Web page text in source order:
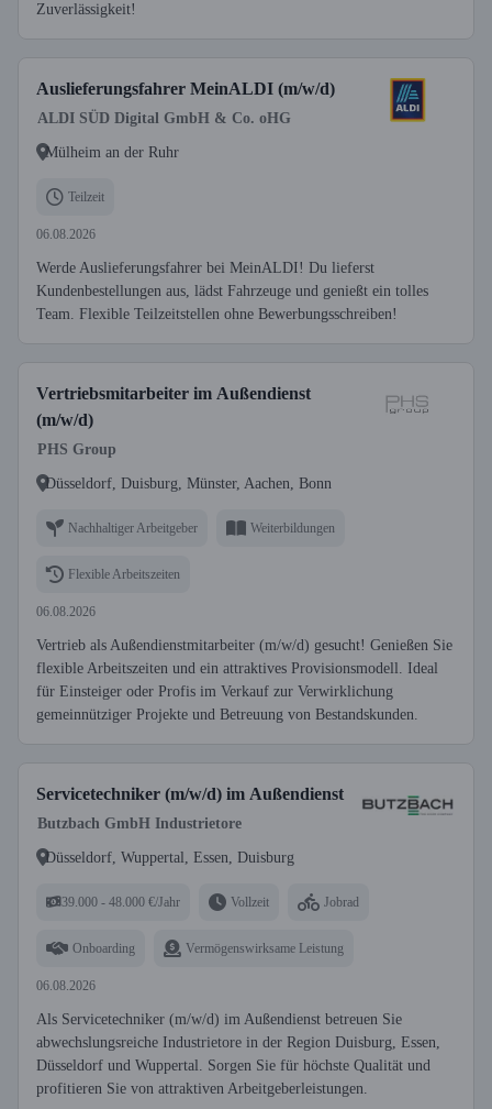
Zuverlässigkeit!
Auslieferungsfahrer MeinALDI (m/w/d)
ALDI SÜD Digital GmbH & Co. oHG
Mülheim an der Ruhr
Teilzeit
06.08.2026
Werde Auslieferungsfahrer bei MeinALDI! Du lieferst
Kundenbestellungen aus, lädst Fahrzeuge und genießt ein tolles
Team. Flexible Teilzeitstellen ohne Bewerbungsschreiben!
Vertriebsmitarbeiter im Außendienst
(m/w/d)
PHS Group
Düsseldorf, Duisburg, Münster, Aachen, Bonn
Nachhaltiger Arbeitgeber Weiterbildungen
Flexible Arbeitszeiten
06.08.2026
Vertrieb als Außendienstmitarbeiter (m/w/d) gesucht! Genießen Sie
flexible Arbeitszeiten und ein attraktives Provisionsmodell. Ideal
für Einsteiger oder Profis im Verkauf zur Verwirklichung
gemeinnütziger Projekte und Betreuung von Bestandskunden.
Servicetechniker (m/w/d) im Außendienst
Butzbach GmbH Industrietore
Düsseldorf, Wuppertal, Essen, Duisburg
39.000 - 48.000 €/Jahr Vollzeit Jobrad
Onboarding Vermögenswirksame Leistung
06.08.2026
Als Servicetechniker (m/w/d) im Außendienst betreuen Sie
abwechslungsreiche Industrietore in der Region Duisburg, Essen,
Düsseldorf und Wuppertal. Sorgen Sie für höchste Qualität und
profitieren Sie von attraktiven Arbeitgeberleistungen.